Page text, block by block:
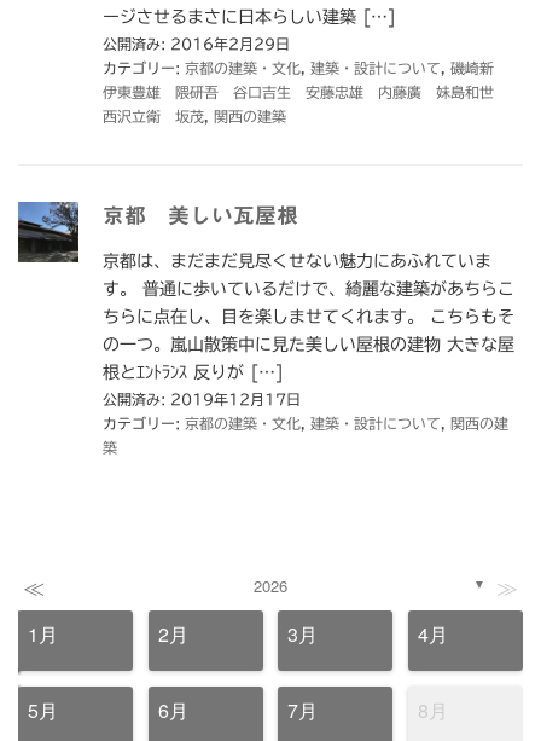
ージさせるまさに日本らしい建築 […]
公開済み: 2016年2月29日
カテゴリー: 京都の建築・文化 建築・設計について
磯崎新
伊東豊雄 隈研吾 谷口吉生 安藤忠雄 内藤廣 妹島和世
西沢立衛 坂茂
関西の建築
京都 美しい瓦屋根
京都は、まだまだ見尽くせない魅力にあふれていま
す。 普通に歩いているだけで、綺麗な建築があちらこ
ちらに点在し、目を楽しませてくれます。 こちらもそ
の一つ。嵐山散策中に見た美しい屋根の建物 大きな屋
根とｴﾝﾄﾗﾝｽ 反りが […]
公開済み: 2019年12月17日
カテゴリー: 京都の建築・文化 建築・設計について
関西の建
築
≪ 2026 ▼ ≫
1月 2月 3月 4月
5月 6月 7月 8月